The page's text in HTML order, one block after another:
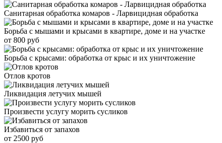
Санитарная обработка комаров - Ларвицидная обработка
Борьба с мышами и крысами в квартире, доме и на участке
от 800 руб
Борьба с крысами: обработка от крыс и их уничтожение
Отлов кротов
Ликвидация летучих мышей
Произвести услугу морить сусликов
Избавиться от запахов
от 2500 руб